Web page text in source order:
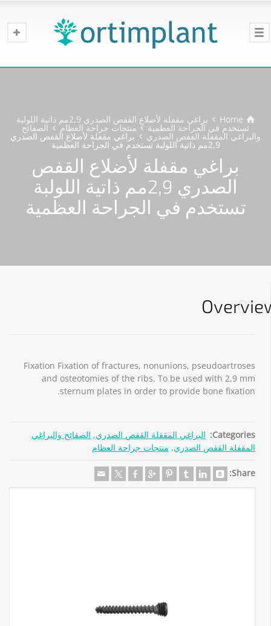
Home براغي مقفلة لأضلاع القفص الصدري 2,9مم ذاتية اللولبة
تستخدم في الجراحة العظمية منتجات جراحة العظام الصفائح
والبراغي المقفلة القفص الصدري براغي مقفلة لأضلاع القفص الصدري
2,9مم ذاتية اللولبة تستخدم في الجراحة العظمية
براغي مقفلة لأضلاع القفص
الصدري 2,9مم ذاتية اللولبة
تستخدم في الجراحة العظمية
01
Fixation Fixation of fractures, nonunions, pseudoartroses
and osteotomies of the ribs. To be used with 2,9 mm
sternum plates in order to provide bone fixation.
Categories: البراغي المقفلة القفص الصدري, الصفائح والبراغي
المقفلة القفص الصدري, منتجات جراحة العظام
Share: